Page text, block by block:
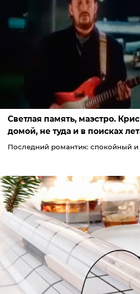
Светлая память, маэстро.
домой, не туда и в поисках
Последний романтик: спокойный